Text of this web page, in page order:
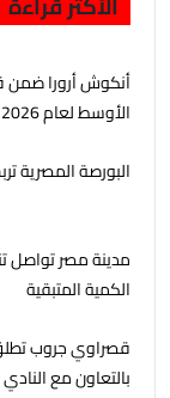
الأوسط لعام 2026
البورصة المصرية
مدينة مصر تواصل
الكمية المتبقية
قصراوي جروب
بالتعاون مع